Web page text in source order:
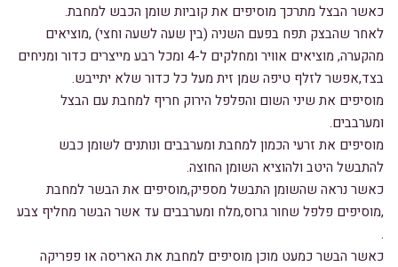
כאשר הבצל מתרכך מוסיפים את קוביות שומן הכבש למחבת.
לאחר שהבצק תפח בפעם השניה (בין שעה לשעה וחצי) ,מוציאים
מהקערה, מוציאים אוויר ומחלקים ל-4 ומכל רבע מייצרים כדור ומניחים
בצד,אפשר לזלף טיפה שמן זית מעל כל כדור שלא יתייבש.
מוסיפים את שיני השום והפלפל הירוק חריף למחבת עם הבצל
ומערבבים.
מוסיפים את זרעי הכמון למחבת ומערבבים ונותנים לשומן כבש
להתבשל היטב ולהוציא השומן החוצה.
כאשר נראה שהשומן התבשל מספיק,מוסיפים את הבשר למחבת
,מוסיפים פלפל שחור גרוס,מלח ומערבבים עד אשר הבשר מחליף צבע
.
כאשר הבשר כמעט מוכן מוסיפים למחבת את האריסה או פפריקה